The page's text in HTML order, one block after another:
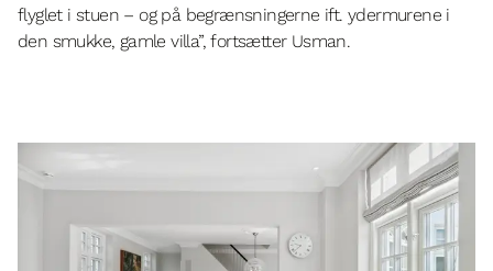
flyglet i stuen – og på begrænsningerne ift. ydermurene i
den smukke, gamle villa”, fortsætter Usman.